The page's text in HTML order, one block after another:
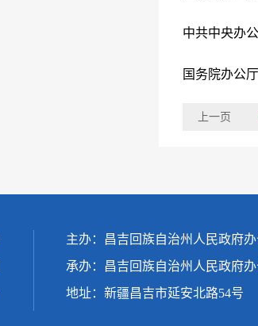
上一页
主办：昌吉回族自治州人民政府
承办：昌吉回族自治州人民政府
地址：新疆昌吉市延安北路54号